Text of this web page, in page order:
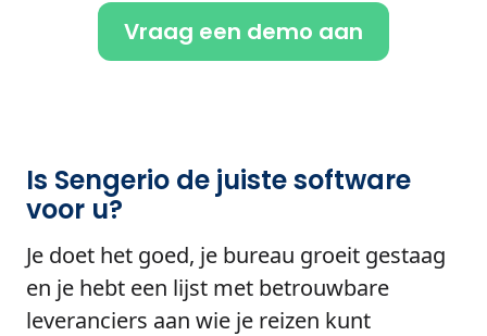
Vraag een demo aan
Is Sengerio de juiste software
voor u?
Je doet het goed, je bureau groeit gestaag
en je hebt een lijst met betrouwbare
leveranciers aan wie je reizen kunt